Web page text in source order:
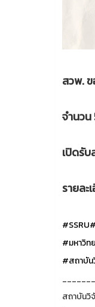
สวพ.
จำนว
เปิดรั
รายละ
#SSRU
#มหาวิท
#สถาบั
สถาบันวิ